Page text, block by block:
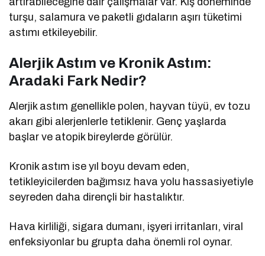
turşu, salamura ve paketli gıdaların aşırı tüketimi
astımı etkileyebilir.
Alerjik Astım ve Kronik Astım:
Aradaki Fark Nedir?
Alerjik astım genellikle polen, hayvan tüyü, ev tozu
akarı gibi alerjenlerle tetiklenir. Genç yaşlarda
başlar ve atopik bireylerde görülür.
Kronik astım ise yıl boyu devam eden,
tetikleyicilerden bağımsız hava yolu hassasiyetiyle
seyreden daha dirençli bir hastalıktır.
Hava kirliliği, sigara dumanı, işyeri irritanları, viral
enfeksiyonlar bu grupta daha önemli rol oynar.